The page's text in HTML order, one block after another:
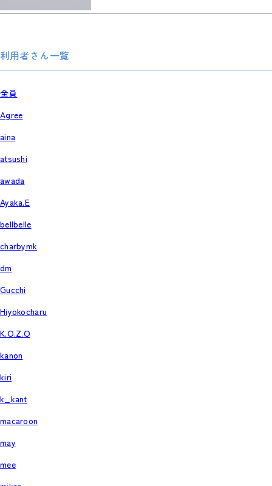
利用者さん一覧
全員
Agree
aina
atsushi
awada
Ayaka.E
bellbelle
charbymk
dm
Gucchi
Hiyokocharu
K.O.Z.O
kanon
kiri
k_kant
macaroon
may
mee